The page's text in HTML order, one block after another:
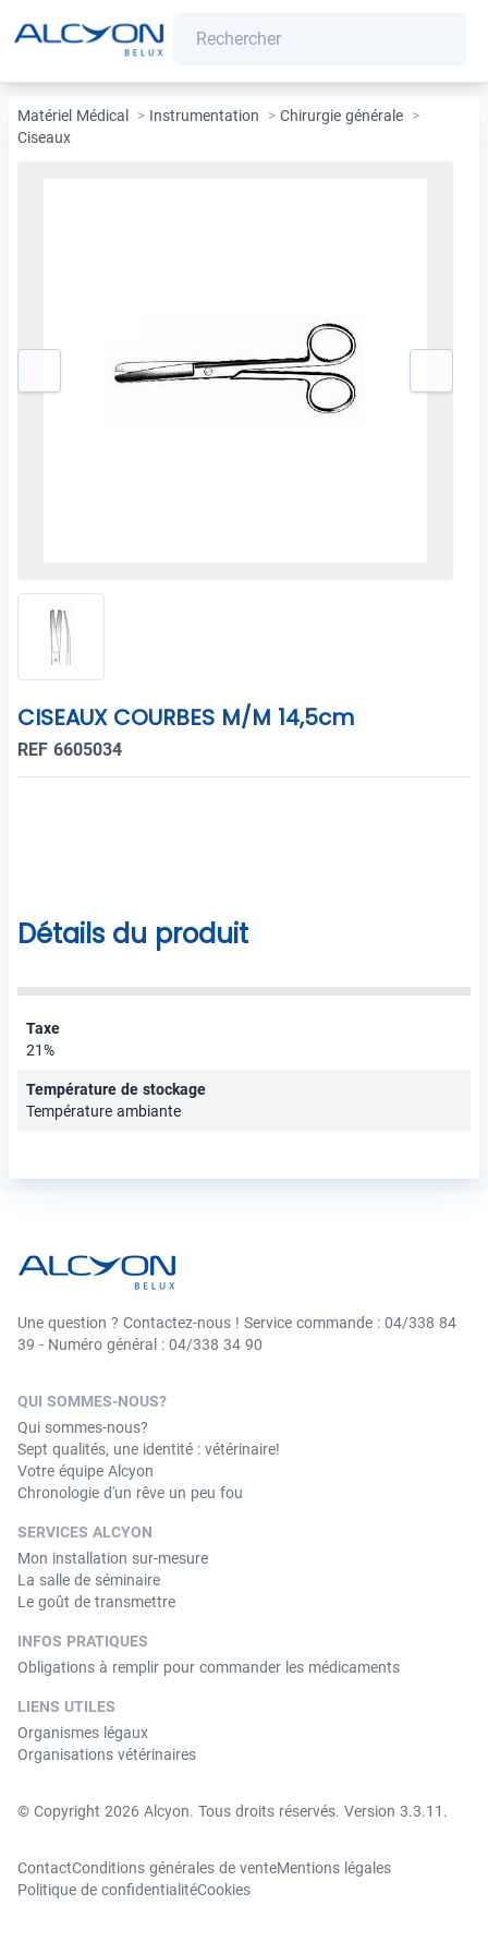
Matériel Médical > Instrumentation > Chirurgie générale >
Ciseaux
CISEAUX COURBES M/M 14,5cm
REF 6605034
Détails du produit
Taxe
21%
Température de stockage
Température ambiante
Une question ? Contactez-nous ! Service commande : 04/338 84
39 - Numéro général : 04/338 34 90
QUI SOMMES-NOUS?
Qui sommes-nous?
Sept qualités, une identité : vétérinaire!
Votre équipe Alcyon
Chronologie d'un rêve un peu fou
SERVICES ALCYON
Mon installation sur-mesure
La salle de séminaire
Le goût de transmettre
INFOS PRATIQUES
Obligations à remplir pour commander les médicaments
LIENS UTILES
Organismes légaux
Organisations vétérinaires
© Copyright 2026 Alcyon. Tous droits réservés. Version 3.3.11.
ContactConditions générales de venteMentions légales
Politique de confidentialitéCookies